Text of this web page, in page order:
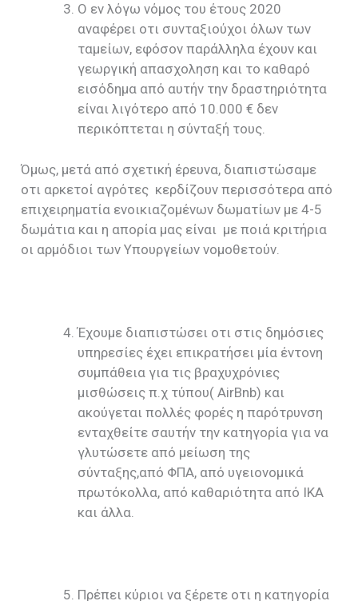
Ο εν λόγω νόμος του έτους 2020
αναφέρει οτι συνταξιούχοι όλων των
ταμείων, εφόσον παράλληλα έχουν και
γεωργική απασχοληση και το καθαρό
εισόδημα από αυτήν την δραστηριότητα
είναι λιγότερο από 10.000 € δεν
περικόπτεται η σύνταξή τους.
Όμως, μετά από σχετική έρευνα, διαπιστώσαμε
οτι αρκετοί αγρότες κερδίζουν περισσότερα από
επιχειρηματία ενοικιαζομένων δωματίων με 4-5
δωμάτια και η απορία μας είναι με ποιά κριτήρια
οι αρμόδιοι των Υπουργείων νομοθετούν.
Έχουμε διαπιστώσει οτι στις δημόσιες
υπηρεσίες έχει επικρατήσει μία έντονη
συμπάθεια για τις βραχυχρόνιες
μισθώσεις π.χ τύπου( AirBnb) και
ακούγεται πολλές φορές η παρότρυνση
ενταχθείτε σαυτήν την κατηγορία για να
γλυτώσετε από μείωση της
σύνταξης,από ΦΠΑ, από υγειονομικά
πρωτόκολλα, από καθαριότητα από ΙΚΑ
και άλλα.
Πρέπει κύριοι να ξέρετε οτι η κατηγορία